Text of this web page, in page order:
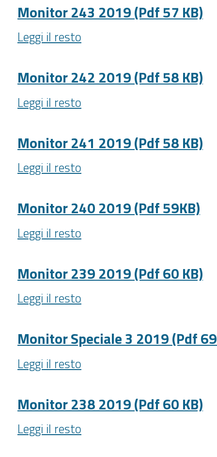
(Pdf
60
KB)
-
Monitor 243 2019 (Pdf 57 KB)
Monitor
243
(Pdf
57
KB)
-
Leggi il resto
Monitor 242 2019 (Pdf 58 KB)
Monitor
242
(Pdf
58
KB)
-
Leggi il resto
Monitor 241 2019 (Pdf 58 KB)
Monitor
241
(Pdf
58
KB)
-
Leggi il resto
Monitor 240 2019 (Pdf 59KB)
Monitor
240
(Pdf
59KB)
-
Leggi il resto
Monitor 239 2019 (Pdf 60 KB)
Monitor
239
(Pdf
60
KB)
-
Leggi il resto
Monitor Speciale 3 2019 (Pdf
Monitor
Speciale
2019
(Pdf
69
kb)
Leggi il resto
Monitor 238 2019 (Pdf 60 KB)
Monitor
238
Leggi il resto